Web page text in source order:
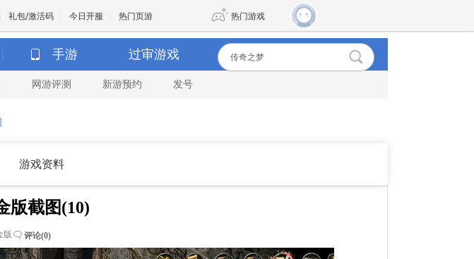
礼包/激活码 今日开服 热门页游 热门游戏
魔兽 DNF
手游 过审游戏
网游评测 新游预约 发号
游戏资料
版截图(10)
评论(0)
版